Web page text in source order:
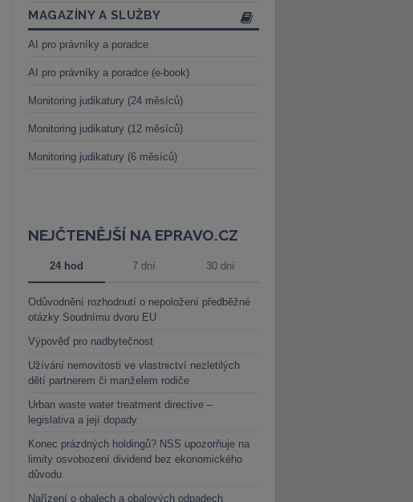
MAGAZÍNY A SLUŽBY
AI pro právníky a poradce
AI pro právníky a poradce (e-book)
Monitoring judikatury (24 měsíců)
Monitoring judikatury (12 měsíců)
Monitoring judikatury (6 měsíců)
NEJČTENĚJŠÍ NA EPRAVO.CZ
24 hod 7 dní 30 dní
Odůvodnění rozhodnutí o nepoložení předběžné
otázky Soudnímu dvoru EU
Výpověď pro nadbytečnost
Užívání nemovitosti ve vlastnictví nezletilých
dětí partnerem či manželem rodiče
Urban waste water treatment directive –
legislativa a její dopady
Konec prázdných holdingů? NSS upozorňuje na
limity osvobození dividend bez ekonomického
důvodu
Nařízení o obalech a obalových odpadech